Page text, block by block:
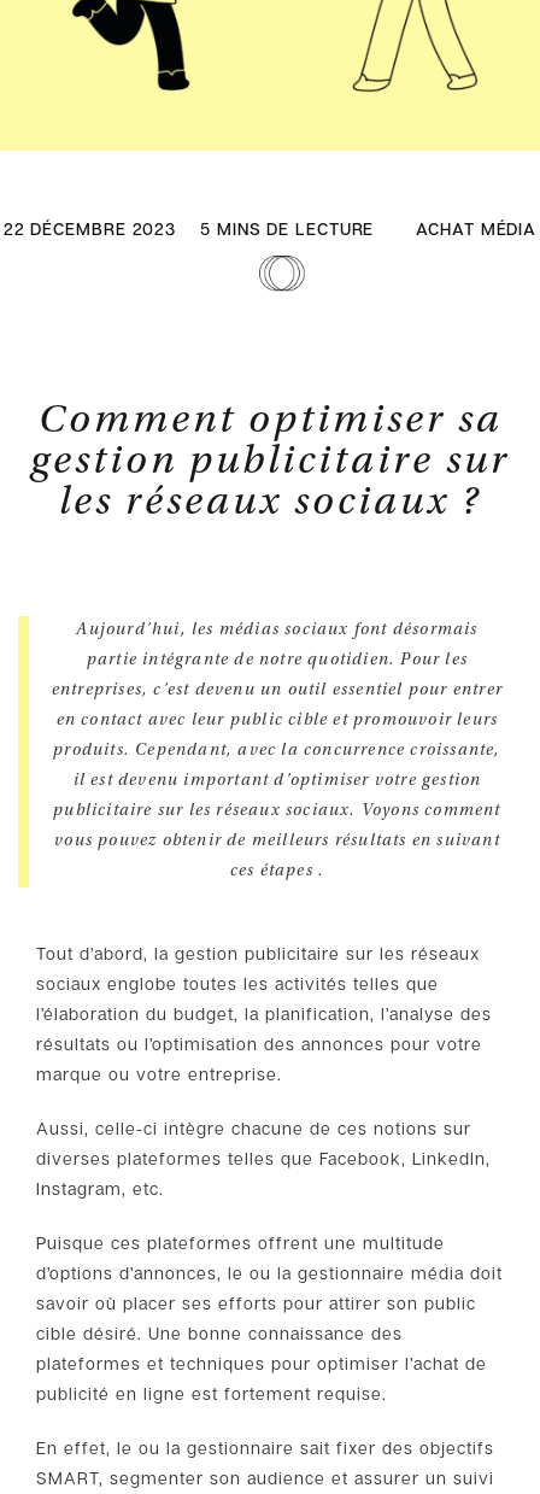
22 DÉCEMBRE 2023 5 MINS DE LECTURE ACHAT MÉDIA
Comment optimiser sa
gestion publicitaire sur
les réseaux sociaux ?
Aujourd’hui, les médias sociaux font désormais
partie intégrante de notre quotidien. Pour les
entreprises, c’est devenu un outil essentiel pour entrer
en contact avec leur public cible et promouvoir leurs
produits. Cependant, avec la concurrence croissante,
il est devenu important d’optimiser votre gestion
publicitaire sur les réseaux sociaux. Voyons comment
vous pouvez obtenir de meilleurs résultats en suivant
ces étapes .
Tout d’abord, la gestion publicitaire sur les réseaux
sociaux englobe toutes les activités telles que
l’élaboration du budget, la planification, l’analyse des
résultats ou l’optimisation des annonces pour votre
marque ou votre entreprise.
Aussi, celle-ci intègre chacune de ces notions sur
diverses plateformes telles que Facebook, LinkedIn,
Instagram, etc.
Puisque ces plateformes offrent une multitude
d’options d’annonces, le ou la gestionnaire média doit
savoir où placer ses efforts pour attirer son public
cible désiré. Une bonne connaissance des
plateformes et techniques pour optimiser l’achat de
publicité en ligne est fortement requise.
En effet, le ou la gestionnaire sait fixer des objectifs
SMART, segmenter son audience et assurer un suivi